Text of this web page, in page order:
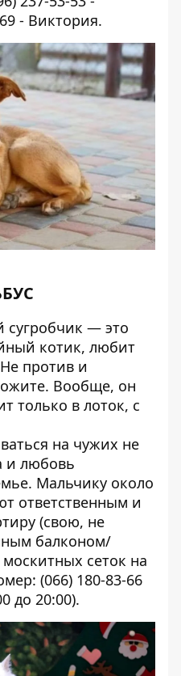
- Виктория.
сугробчик — это
котик, любит
против и
Вообще, он
только в лоток, с
на чужих не
и любовь
Мальчику около
ответственным и
(свою, не
балконом/
сеток на
(066) 180-83-66
до 20:00).